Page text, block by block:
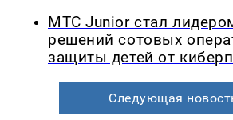
МТС Junior стал
решений сотовых
защиты детей от
Следующая